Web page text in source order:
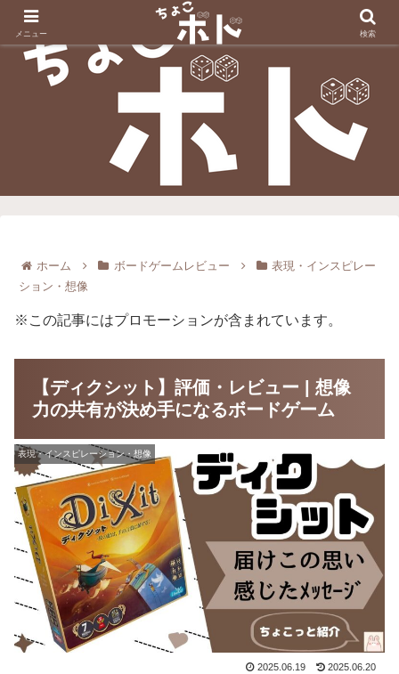
ホーム ボードゲームレビュー
表現・インスピレー
ション・想像
※この記事にはプロモーションが含まれています。
【ディクシット】評価・レビュー | 想像
力の共有が決め手になるボードゲーム
表現・インスピレーション・想像
2025.06.19 2025.06.20
メニュー 検索